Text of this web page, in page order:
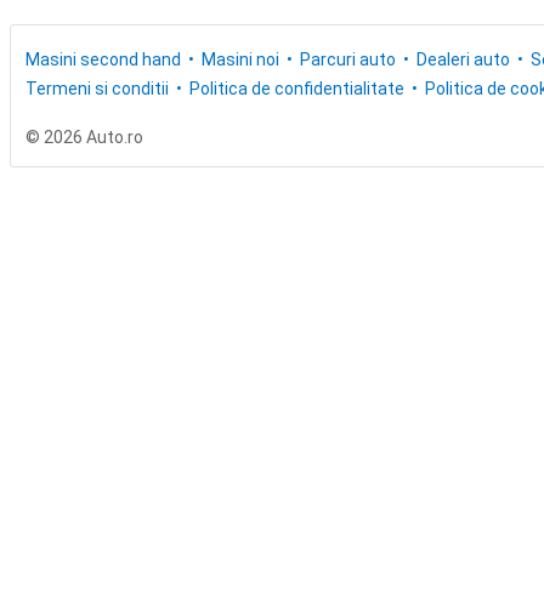
Masini second hand Masini noi Parcuri auto Dealeri auto
Termeni si conditii
Politica de confidentialitate Politica de
© 2026 Auto.ro